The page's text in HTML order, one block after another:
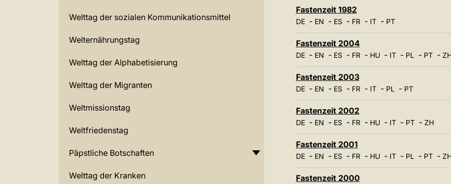
Welttag der sozialen Kommunikationsmittel
Welternährungstag
Welttag der Alphabetisierung
Welttag der Migranten
Weltmissionstag
Weltfriedenstag
Päpstliche Botschaften
Welttag der Kranken
Fastenzeit 1982
DE- EN - ES- FR- IT- PT
Fastenzeit 2004
DE- EN - ES- FR- HU- IT- PL- PT-
Fastenzeit 2003
DE- EN - ES- FR- IT- PL- PT
Fastenzeit 2002
DE- EN - ES- FR- HU- IT- PT- ZH
Fastenzeit 2001
DE- EN - ES- FR- HU- IT- PL- PT-
Fastenzeit 2000